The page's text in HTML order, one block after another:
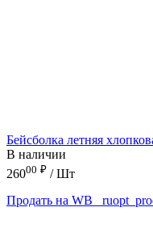
Бейсболка летняя
В наличии
26000 ₽ / Шт
Продать на WB